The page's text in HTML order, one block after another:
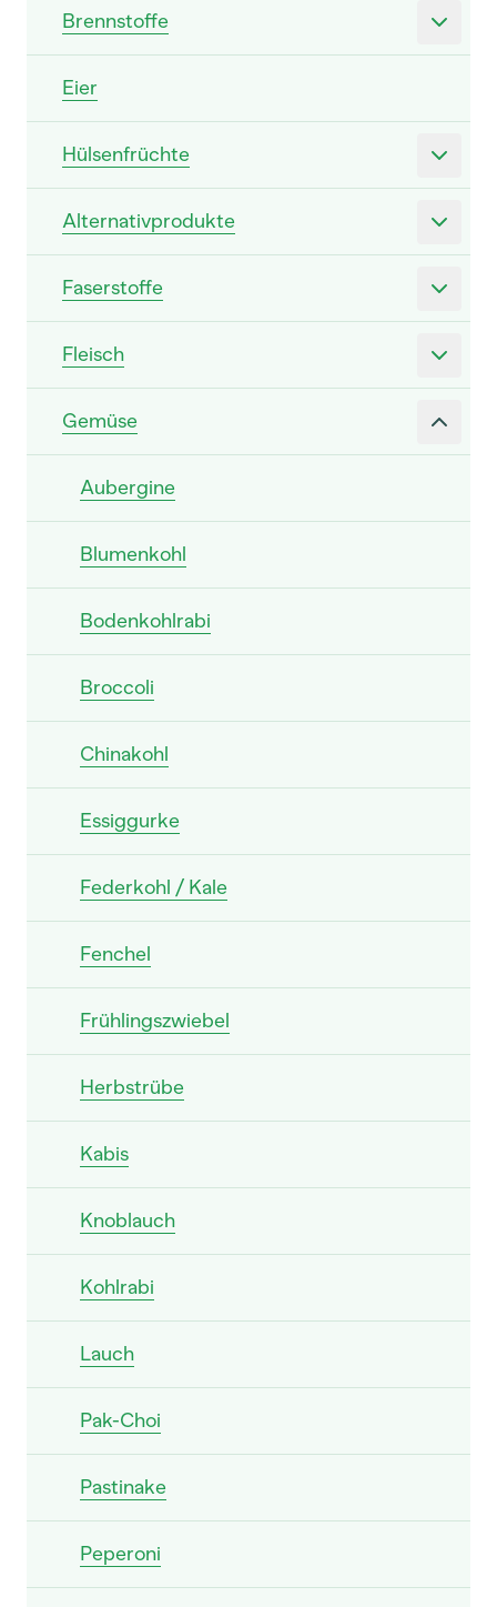
Brennstoffe
Eier
Hülsenfrüchte
Alternativprodukte
Faserstoffe
Fleisch
Gemüse
Aubergine
Blumenkohl
Bodenkohlrabi
Broccoli
Chinakohl
Essiggurke
Federkohl / Kale
Fenchel
Frühlingszwiebel
Herbstrübe
Kabis
Knoblauch
Kohlrabi
Lauch
Pak-Choi
Pastinake
Peperoni